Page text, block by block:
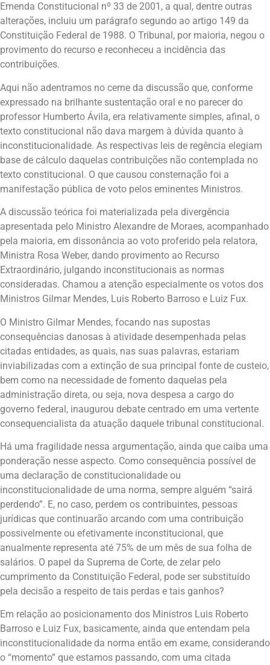
Emenda Constitucional nº 33 de 2001, a qual, dentre outras
alterações, incluiu um parágrafo segundo ao artigo 149 da
Constituição Federal de 1988. O Tribunal, por maioria, negou o
provimento do recurso e reconheceu a incidência das
contribuições.
Aqui não adentramos no cerne da discussão que, conforme
expressado na brilhante sustentação oral e no parecer do
professor Humberto Ávila, era relativamente simples, afinal, o
texto constitucional não dava margem à dúvida quanto à
inconstitucionalidade. As respectivas leis de regência elegiam
base de cálculo daquelas contribuições não contemplada no
texto constitucional. O que causou consternação foi a
manifestação pública de voto pelos eminentes Ministros.
A discussão teórica foi materializada pela divergência
apresentada pelo Ministro Alexandre de Moraes, acompanhado
pela maioria, em dissonância ao voto proferido pela relatora,
Ministra Rosa Weber, dando provimento ao Recurso
Extraordinário, julgando inconstitucionais as normas
consideradas. Chamou a atenção especialmente os votos dos
Ministros Gilmar Mendes, Luis Roberto Barroso e Luiz Fux.
O Ministro Gilmar Mendes, focando nas supostas
consequências danosas à atividade desempenhada pelas
citadas entidades, as quais, nas suas palavras, estariam
inviabilizadas com a extinção de sua principal fonte de custeio,
bem como na necessidade de fomento daquelas pela
administração direta, ou seja, nova despesa a cargo do
governo federal, inaugurou debate centrado em uma vertente
consequencialista da atuação daquele tribunal constitucional.
Há uma fragilidade nessa argumentação, ainda que caiba uma
ponderação nesse aspecto. Como consequência possível de
uma declaração de constitucionalidade ou
inconstitucionalidade de uma norma, sempre alguém “sairá
perdendo”. E, no caso, perdem os contribuintes, pessoas
jurídicas que continuarão arcando com uma contribuição
possivelmente ou efetivamente inconstitucional, que
anualmente representa até 75% de um mês de sua folha de
salários. O papel da Suprema de Corte, de zelar pelo
cumprimento da Constituição Federal, pode ser substituído
pela decisão a respeito de tais perdas e tais ganhos?
Em relação ao posicionamento dos Ministros Luis Roberto
Barroso e Luiz Fux, basicamente, ainda que entendam pela
inconstitucionalidade da norma então em exame, considerando
o “momento” que estamos passando, com uma citada